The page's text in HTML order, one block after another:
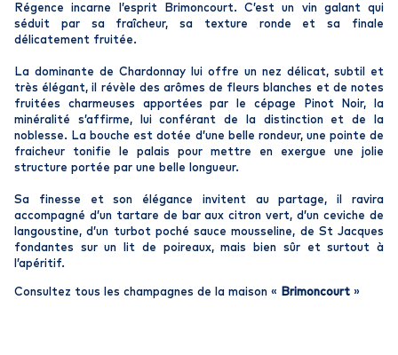
Régence incarne l’esprit Brimoncourt. C’est un vin galant qui
séduit par sa fraîcheur, sa texture ronde et sa finale
délicatement fruitée.
La dominante de Chardonnay lui offre un nez délicat, subtil et
très élégant, il révèle des arômes de fleurs blanches et de notes
fruitées charmeuses apportées par le cépage Pinot Noir, la
minéralité s’affirme, lui conférant de la distinction et de la
noblesse. La bouche est dotée d’une belle rondeur, une pointe de
fraicheur tonifie le palais pour mettre en exergue une jolie
structure portée par une belle longueur.
Sa finesse et son élégance invitent au partage, il ravira
accompagné d’un tartare de bar aux citron vert, d’un ceviche de
langoustine, d’un turbot poché sauce mousseline, de St Jacques
fondantes sur un lit de poireaux, mais bien sûr et surtout à
l’apéritif.
Consultez tous les champagnes de la maison « Brimoncourt »